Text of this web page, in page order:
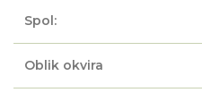
Spol:
Oblik okvira